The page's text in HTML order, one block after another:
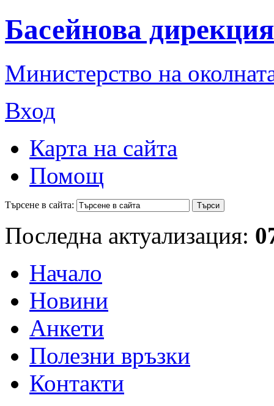
Басейнова
Министерство на
Вход
Карта на сайта
Помощ
Търсене в сайта:
Последна актуализация:
Начало
Новини
Анкети
Полезни връзки
Контакти